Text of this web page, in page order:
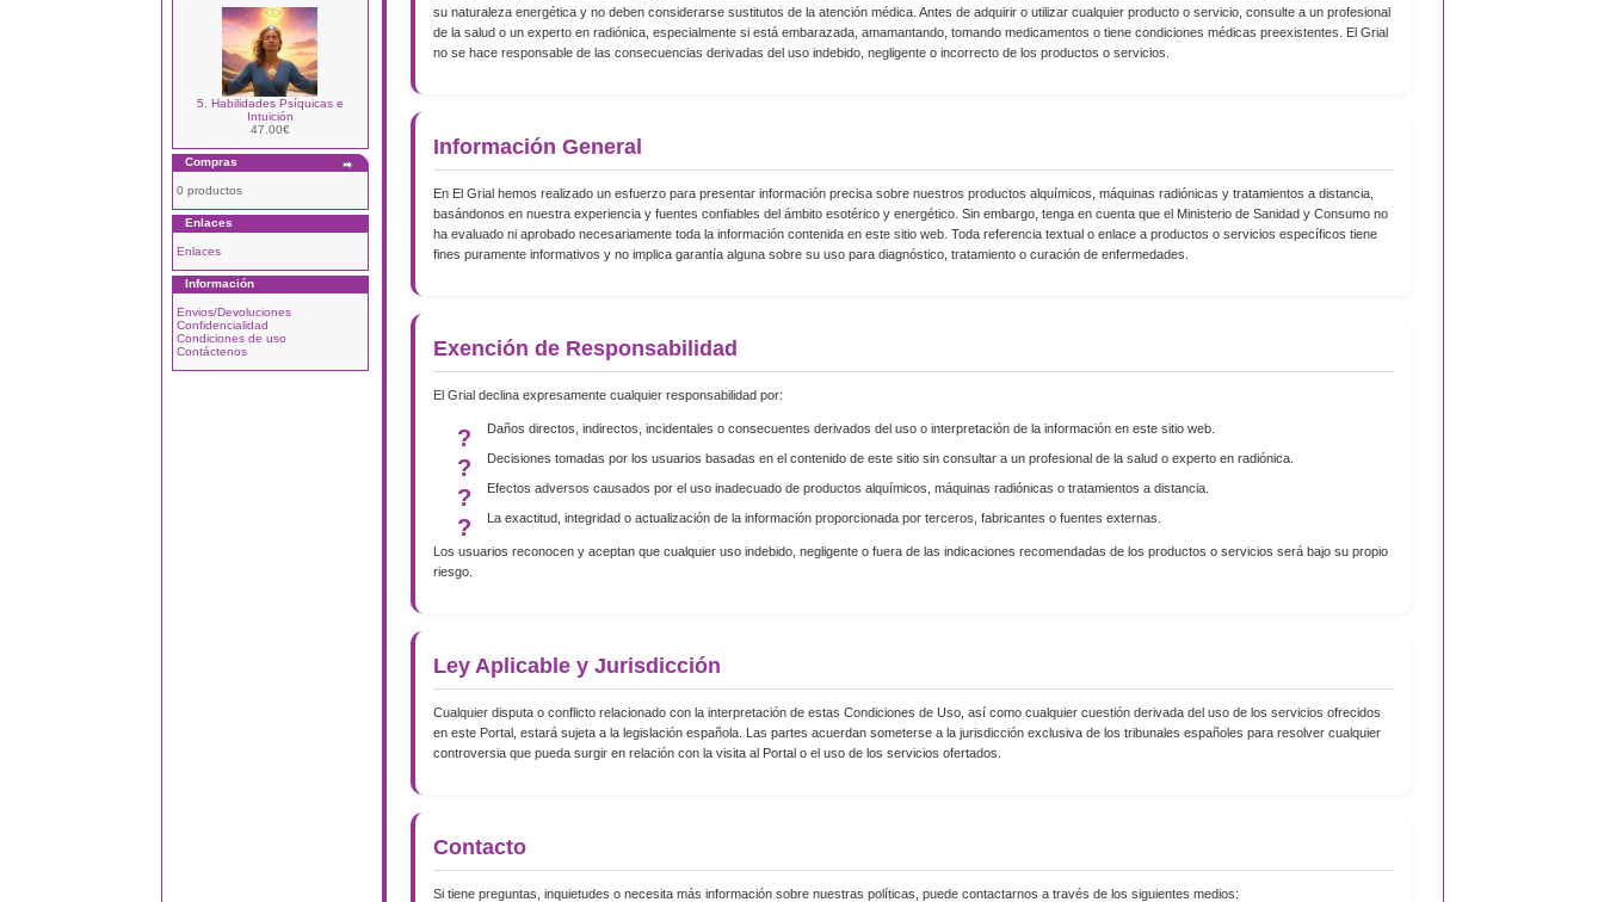
5. Habilidades Psíquicas e
Intuición
47.00€
Compras
0 productos
Enlaces
Enlaces
Información
Envios/Devoluciones
Confidencialidad
Condiciones de uso
Contáctenos
su naturaleza energética y no deben considerarse sustitutos de la atención médica. Antes de adquirir o utilizar cualquier producto o servicio, consulte a un profesional
de la salud o un experto en radiónica, especialmente si está embarazada, amamantando, tomando medicamentos o tiene condiciones médicas preexistentes. El Grial
no se hace responsable de las consecuencias derivadas del uso indebido, negligente o incorrecto de los productos o servicios.
Información General
En El Grial hemos realizado un esfuerzo para presentar información precisa sobre nuestros productos alquímicos, máquinas radiónicas y tratamientos a distancia,
basándonos en nuestra experiencia y fuentes confiables del ámbito esotérico y energético. Sin embargo, tenga en cuenta que el Ministerio de Sanidad y Consumo no
ha evaluado ni aprobado necesariamente toda la información contenida en este sitio web. Toda referencia textual o enlace a productos o servicios específicos tiene
fines puramente informativos y no implica garantía alguna sobre su uso para diagnóstico, tratamiento o curación de enfermedades.
Exención de Responsabilidad
El Grial declina expresamente cualquier responsabilidad por:
Daños directos, indirectos, incidentales o consecuentes derivados del uso o interpretación de la información en este sitio web.
Decisiones tomadas por los usuarios basadas en el contenido de este sitio sin consultar a un profesional de la salud o experto en radiónica.
Efectos adversos causados por el uso inadecuado de productos alquímicos, máquinas radiónicas o tratamientos a distancia.
La exactitud, integridad o actualización de la información proporcionada por terceros, fabricantes o fuentes externas.
Los usuarios reconocen y aceptan que cualquier uso indebido, negligente o fuera de las indicaciones recomendadas de los productos o servicios será bajo su propio
riesgo.
Ley Aplicable y Jurisdicción
Cualquier disputa o conflicto relacionado con la interpretación de estas Condiciones de Uso, así como cualquier cuestión derivada del uso de los servicios ofrecidos
en este Portal, estará sujeta a la legislación española. Las partes acuerdan someterse a la jurisdicción exclusiva de los tribunales españoles para resolver cualquier
controversia que pueda surgir en relación con la visita al Portal o el uso de los servicios ofertados.
Contacto
Si tiene preguntas, inquietudes o necesita más información sobre nuestras políticas, puede contactarnos a través de los siguientes medios: